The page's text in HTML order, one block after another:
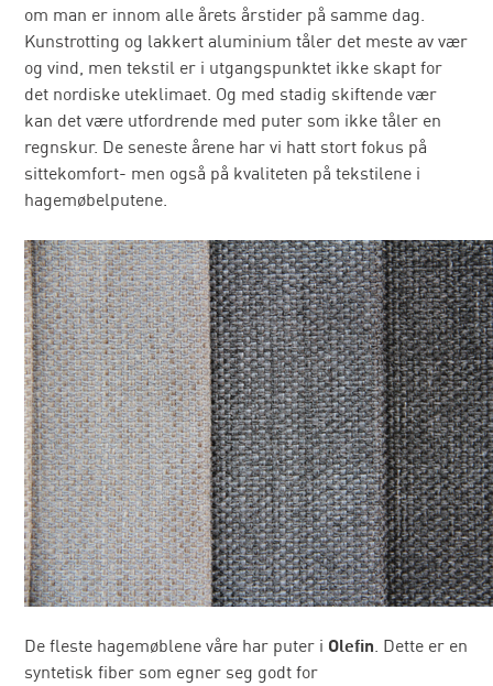
om man er innom alle årets årstider på samme dag.
Kunstrotting og lakkert aluminium tåler det meste av vær
og vind, men tekstil er i utgangspunktet ikke skapt for
det nordiske uteklimaet. Og med stadig skiftende vær
kan det være utfordrende med puter som ikke tåler en
regnskur. De seneste årene har vi hatt stort fokus på
sittekomfort- men også på kvaliteten på tekstilene i
hagemøbelputene.
De fleste hagemøblene våre har puter i Olefin. Dette er en
syntetisk fiber som egner seg godt for